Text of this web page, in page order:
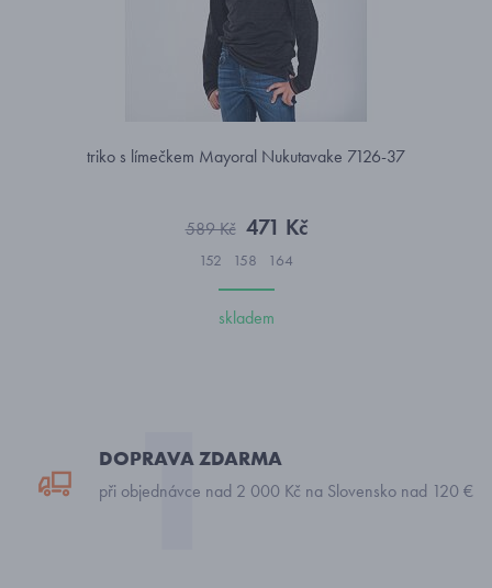
triko s límečkem Mayoral Nukutavake 7126-37
589 Kč 471 Kč
152 158 164
skladem
DOPRAVA ZDARMA
při objednávce nad 2 000 Kč na Slovensko nad 120 €